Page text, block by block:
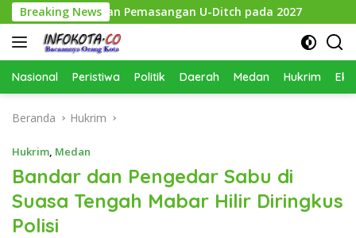
Langsung
ke
konten
Breaking News
Pemasangan U-Ditch pada 2027 Serapan
Nasional Peristiwa Politik Daerah Medan Hukrim
Beranda Hukrim
Hukrim, Medan
Bandar dan Pengedar Sabu di
Suasa Tengah Mabar Hilir Diringkus
Polisi